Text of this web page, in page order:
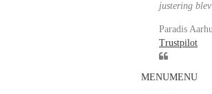
MENUMENU
justering
Paradis
Trustpilot